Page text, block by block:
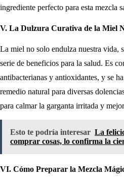
ingrediente perfecto para esta mezcla
V. La Dulzura Curativa de la Miel
La miel no solo endulza nuestra vida,
serie de beneficios para la salud. Es
antibacterianas y antioxidantes, y se
remedio natural para diversas
para calmar la garganta irritada y
Esto te podría interesar La
comprar cosas, lo confirma la
VI. Cómo Preparar la Mezcla